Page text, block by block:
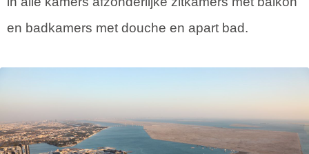
en badkamers met douche en apart bad.